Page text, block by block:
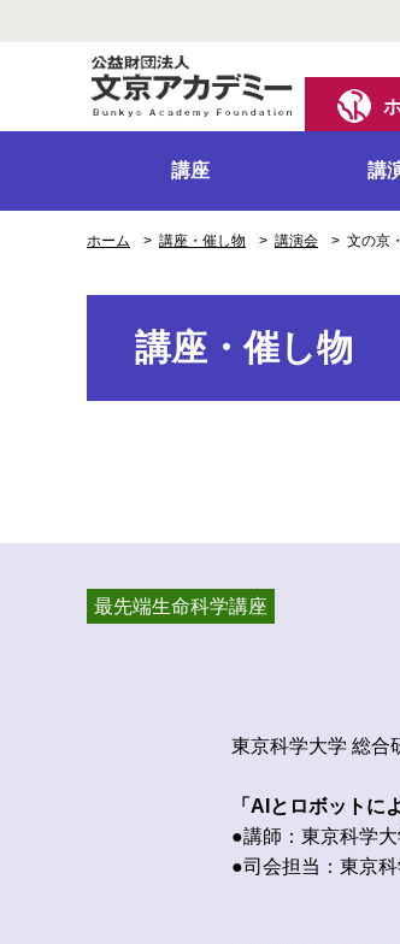
講座 講
ホーム 講座・催し物 講演会 文の京
講座・催し物
最先端生命科学講座
東京科学大学 総合
「AIとロボット
●講師：東京科学
●司会担当：東京